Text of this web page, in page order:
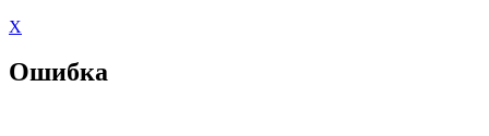
X
Ошибка